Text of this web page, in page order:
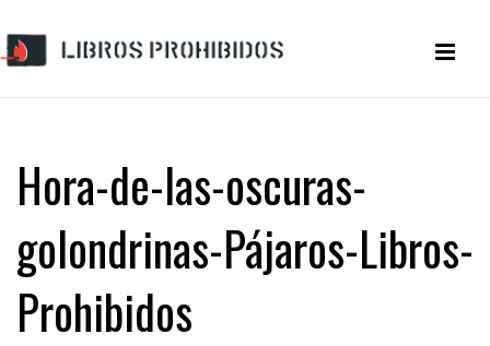
Hora-de-las-oscuras-
golondrinas-Pájaros-Libros-
Prohibidos